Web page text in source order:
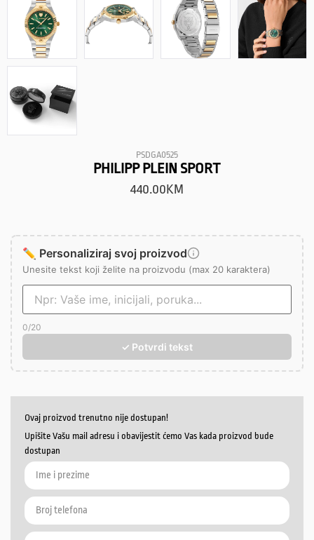
PSDGA0525
PHILIPP PLEIN SPORT
440.00KM
✏️ Personaliziraj svoj proizvod
Unesite tekst koji želite na proizvodu (max 20 karaktera)
0/20
✓ Potvrdi tekst
Ovaj proizvod trenutno nije dostupan!
Upišite Vašu mail adresu i obavijestit ćemo Vas kada proizvod bude
dostupan